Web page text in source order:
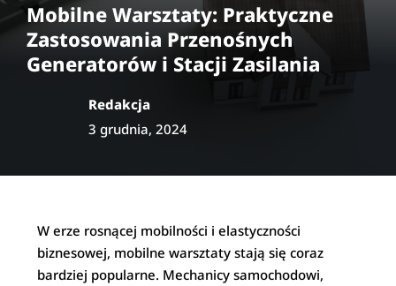
Mobilne Warsztaty: Praktyczne
Zastosowania Przenośnych
Generatorów i Stacji Zasilania
Redakcja
3 grudnia, 2024
W erze rosnącej mobilności i elastyczności
biznesowej, mobilne warsztaty stają się coraz
bardziej popularne. Mechanicy samochodowi,